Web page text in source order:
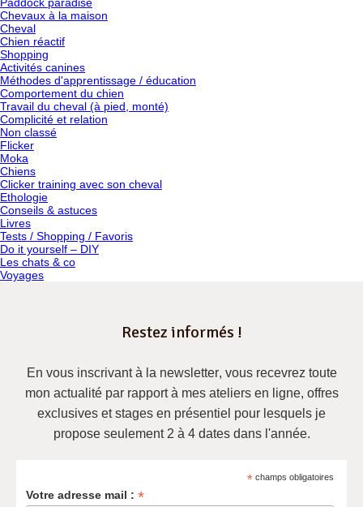
Chevaux à la maison
Cheval
Chien réactif
Shopping
Activités canines
Méthodes d'apprentissage / éducation
Comportement du chien
Travail du cheval (à pied, monté)
Complicité et relation
Non classé
Flicker
Moka
Chiens
Clicker training avec son cheval
Ethologie
Conseils & astuces
Livres
Tests / Shopping / Favoris
Do it yourself – DIY
Les chats & co
Voyages
Restez informés !
En vous inscrivant à la newsletter, vous recevrez toute
mon actualitépar rapport à mes ateliers en ligne, offres
exclusives etstages en présentiel pour lesquels je
propose seulement 2 à 4 dates dans l'année.
* champs obligatoires
Votre adresse mail : *